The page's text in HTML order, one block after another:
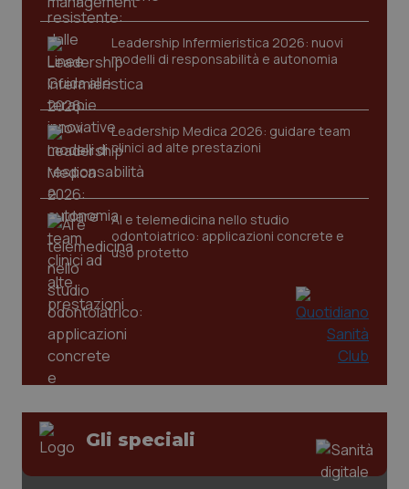
Leadership Infermieristica 2026: nuovi
modelli di responsabilità e autonomia
Leadership Medica 2026: guidare team
clinici ad alte prestazioni
AI e telemedicina nello studio
odontoiatrico: applicazioni concrete e
uso protetto
Gli speciali
CookieScriptConsent